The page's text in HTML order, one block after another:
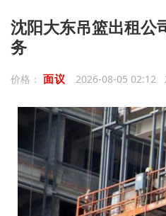
沈阳大东吊篮出租公
务
价格： 面议 2026-08-05 02:12